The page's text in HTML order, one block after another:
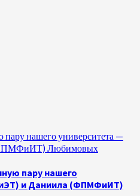
нашего университета —
Любимовых
пару нашего
и Даниила (ФПМФиИТ)